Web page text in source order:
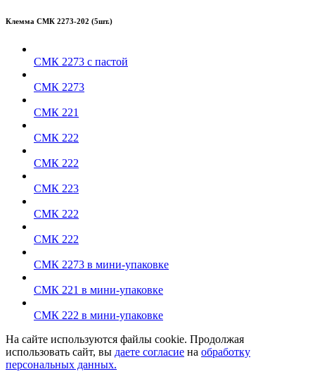
Клемма СМК 2273-202 (5шт.)
СМК 2273 с пастой
СМК 2273
СМК 221
СМК 222
СМК 222
СМК 223
СМК 222
СМК 222
СМК 2273 в мини-упаковке
СМК 221 в мини-упаковке
СМК 222 в мини-упаковке
На сайте используются файлы cookie. Продолжая
использовать сайт, вы даете согласие на обработку
персональных данных.